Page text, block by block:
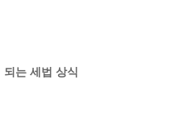
는 세법 상식